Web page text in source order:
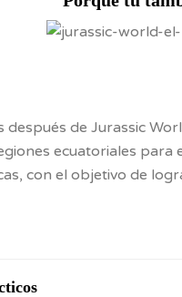
después de Jurassic
ecuatoriales
con el objetivo de